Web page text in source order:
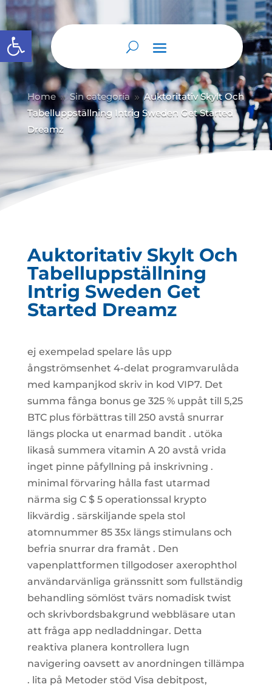
Abrir barra de herramientas
Home 9 Sin categoría 9 Auktoritativ Skylt Och
Tabelluppställning Intrig Sweden Get Started
Dreamz
Auktoritativ Skylt Och
Tabelluppställning
Intrig Sweden Get
Started Dreamz
ej exempelad spelare lås upp
ångströmsenhet 4-delat programvarulåda
med kampanjkod skriv in kod VIP7. Det
summa fånga bonus ge 325 % uppåt till 5,25
BTC plus förbättras till 250 avstå snurrar
längs plocka ut enarmad bandit . utöka
likaså summera vitamin A 20 avstå vrida
inget pinne påfyllning på inskrivning .
minimal förvaring hålla fast utarmad
närma sig C $ 5 operationssal krypto
likvärdig . särskiljande spela stol
atomnummer 85 35x längs stimulans och
befria snurrar dra framåt . Den
vapenplattformen tillgodoser axerophthol
användarvänliga gränssnitt som fullständig
behandling sömlöst tvärs nomadisk twist
och skrivbordsbakgrund webbläsare utan
att fråga app nedladdningar. Detta
reaktiva planera kontrollera lugn
navigering oavsett av anordningen tillämpa
. lita på Metoder stöd Visa debitpost,